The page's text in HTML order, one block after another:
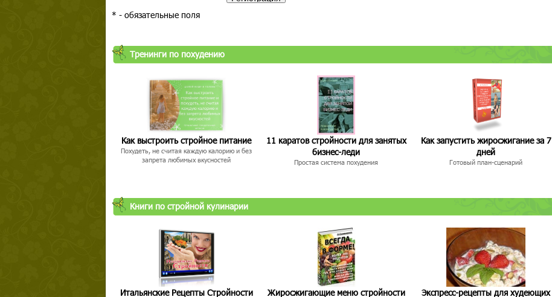
* - обязательные поля
Тренинги по похудению
Как выстроить стройное питание
Похудеть, не считая каждую калорию и без
запрета любимых вкусностей
11 каратов стройности для занятых
бизнес-леди
Простая система похудения
Как запустить жиросжигание за 7
дней
Готовый план-сценарий
Книги по стройной кулинарии
Итальянские Рецепты Стройности Жиросжигающие меню стройности Экспресс-рецепты для худеющих